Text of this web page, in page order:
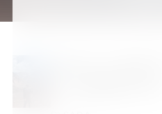
本日は10日後の